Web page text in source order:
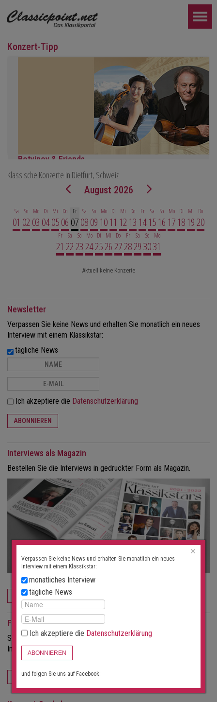
Konzert-Tipp
Botvinov & Friends
5. Oktober, Kleine Tonhalle, 19.30
Werke von Sergei Rachmaninoff, Robert Schumann und Astor
Klassische Konzerte in Dietfurt, Schweiz
August 2026
Sa
01
So
02
Mo
03
Di
04
Mi
05
Do
06
Fr
07
Sa
08
So
09
Mo
10
Di
11
Mi
12
Do
13
Fr
14
Sa
15
So
16
Mo
17
Di
18
Mi
19
Do
20
Fr
21
Sa
22
So
23
Mo
24
Di
25
Mi
26
Do
27
Fr
28
Sa
29
So
30
Mo
31
Aktuell keine Konzerte
Newsletter
Verpassen Sie keine News und erhalten Sie monatlich ein neues
Interview mit einem Klassikstar:
tägliche News
Ich akzeptiere die Datenschutzerklärung
ABONNIEREN
Interviews als Magazin
Bestellen Sie die Interviews in gedruckter Form als Magazin.
JETZT BESTELLEN
Für Veranstalter
Sie möchten mehr Besucher für Ihre Konzerte?
Informieren Sie sich über die Möglichkeiten dieses Portals.
FÜR VERANSTALTER
×
Verpassen Sie keine News und erhalten Sie monatlich ein neues
Interview mit einem Klassikstar:
monatliches Interview
tägliche News
Ich akzeptiere die Datenschutzerklärung
ABONNIEREN
und folgen Sie uns auf Facebook: